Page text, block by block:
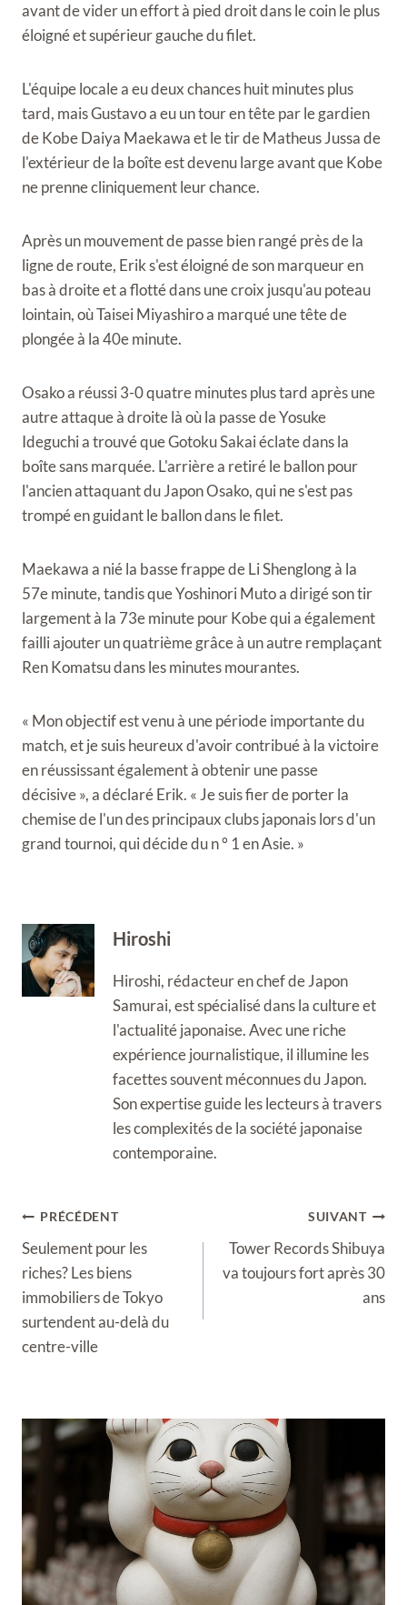
avant de vider un effort à pied droit dans le coin le plus
éloigné et supérieur gauche du filet.
L'équipe locale a eu deux chances huit minutes plus
tard, mais Gustavo a eu un tour en tête par le gardien
de Kobe Daiya Maekawa et le tir de Matheus Jussa de
l'extérieur de la boîte est devenu large avant que Kobe
ne prenne cliniquement leur chance.
Après un mouvement de passe bien rangé près de la
ligne de route, Erik s'est éloigné de son marqueur en
bas à droite et a flotté dans une croix jusqu'au poteau
lointain, où Taisei Miyashiro a marqué une tête de
plongée à la 40e minute.
Osako a réussi 3-0 quatre minutes plus tard après une
autre attaque à droite là où la passe de Yosuke
Ideguchi a trouvé que Gotoku Sakai éclate dans la
boîte sans marquée. L'arrière a retiré le ballon pour
l'ancien attaquant du Japon Osako, qui ne s'est pas
trompé en guidant le ballon dans le filet.
Maekawa a nié la basse frappe de Li Shenglong à la
57e minute, tandis que Yoshinori Muto a dirigé son tir
largement à la 73e minute pour Kobe qui a également
failli ajouter un quatrième grâce à un autre remplaçant
Ren Komatsu dans les minutes mourantes.
« Mon objectif est venu à une période importante du
match, et je suis heureux d'avoir contribué à la victoire
en réussissant également à obtenir une passe
décisive », a déclaré Erik. « Je suis fier de porter la
chemise de l'un des principaux clubs japonais lors d'un
grand tournoi, qui décide du n ° 1 en Asie. »
Hiroshi
Hiroshi, rédacteur en chef de Japon
Samurai, est spécialisé dans la culture et
l'actualité japonaise. Avec une riche
expérience journalistique, il illumine les
facettes souvent méconnues du Japon.
Son expertise guide les lecteurs à travers
les complexités de la société japonaise
contemporaine.
Navigation
de
l’article
PRÉCÉDENT
Seulement pour les
riches? Les biens
immobiliers de Tokyo
surtendent au-delà du
centre-ville
SUIVANT
Tower Records Shibuya
va toujours fort après 30
ans